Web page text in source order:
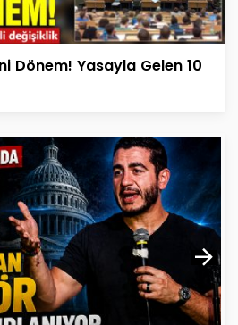
Dönem! Yasayla Gelen 10